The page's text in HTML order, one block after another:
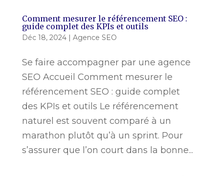
Comment mesurer le référencement SEO :
guide complet des KPIs et outils
Déc 18, 2024| Agence SEO
Se faire accompagner par une agence
SEO Accueil Comment mesurer le
référencement SEO : guide complet
des KPIs et outils Le référencement
naturel est souvent comparé à un
marathon plutôt qu’à un sprint. Pour
s’assurer que l’on court dans la bonne...